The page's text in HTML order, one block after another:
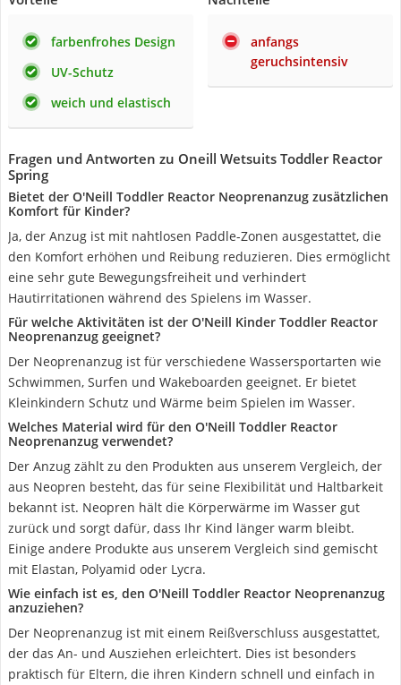
farbenfrohes Design
UV-Schutz
weich und elastisch
anfangs
geruchsintensiv
Fragen und Antworten zu Oneill Wetsuits Toddler Reactor
Spring
Bietet der O'Neill Toddler Reactor Neoprenanzug zusätzlichen
Komfort für Kinder?
Ja, der Anzug ist mit nahtlosen Paddle-Zonen ausgestattet, die
den Komfort erhöhen und Reibung reduzieren. Dies ermöglicht
eine sehr gute Bewegungsfreiheit und verhindert
Hautirritationen während des Spielens im Wasser.
Für welche Aktivitäten ist der O'Neill Kinder Toddler Reactor
Neoprenanzug geeignet?
Der Neoprenanzug ist für verschiedene Wassersportarten wie
Schwimmen, Surfen und Wakeboarden geeignet. Er bietet
Kleinkindern Schutz und Wärme beim Spielen im Wasser.
Welches Material wird für den O'Neill Toddler Reactor
Neoprenanzug verwendet?
Der Anzug zählt zu den Produkten aus unserem Vergleich, der
aus Neopren besteht, das für seine Flexibilität und Haltbarkeit
bekannt ist. Neopren hält die Körperwärme im Wasser gut
zurück und sorgt dafür, dass Ihr Kind länger warm bleibt.
Einige andere Produkte aus unserem Vergleich sind gemischt
mit Elastan, Polyamid oder Lycra.
Wie einfach ist es, den O'Neill Toddler Reactor Neoprenanzug
anzuziehen?
Der Neoprenanzug ist mit einem Reißverschluss ausgestattet,
der das An- und Ausziehen erleichtert. Dies ist besonders
praktisch für Eltern, die ihren Kindern schnell und einfach in